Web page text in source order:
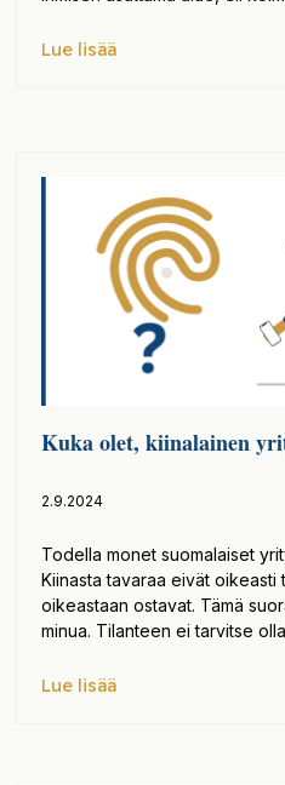
Lue lisää
Kuka olet, kiinalainen
2.9.2024
Todella monet suomalaiset
Kiinasta tavaraa eivät oikeasti
oikeastaan ostavat. Tämä
minua. Tilanteen ei tarvitse
Lue lisää